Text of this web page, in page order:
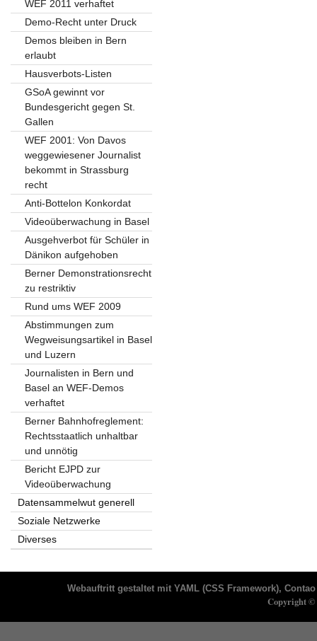
WEF 2011 verhaftet
Demo-Recht unter Druck
Demos bleiben in Bern
erlaubt
Hausverbots-Listen
GSoA gewinnt vor
Bundesgericht gegen St.
Gallen
WEF 2001: Von Davos
weggewiesener Journalist
bekommt in Strassburg
recht
Anti-Bottelon Konkordat
Videoüberwachung in Basel
Ausgehverbot für Schüler in
Dänikon aufgehoben
Berner Demonstrationsrecht
zu restriktiv
Rund ums WEF 2009
Abstimmungen zum
Wegweisungsartikel in Basel
und Luzern
Journalisten in Bern und
Basel an WEF-Demos
verhaftet
Berner Bahnhofreglement:
Rechtsstaatlich unhaltbar
und unnötig
Bericht EJPD zur
Videoüberwachung
Datensammelwut generell
Soziale Netzwerke
Diverses
Webauftritt gestaltet mit YAML (CSS Framework), Contao
Copyright ©